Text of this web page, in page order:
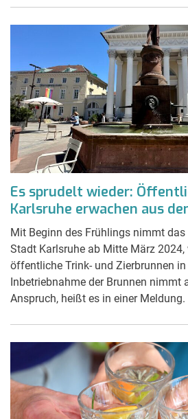
Es sprudelt wieder:
Karlsruhe erwachen aus
Mit Beginn des Frühlings nimmt
Stadt Karlsruhe ab Mitte März 2024,
öffentliche Trink- und Zierbrunnen
Inbetriebnahme der Brunnen nimmt
Anspruch, heißt es in einer Meldung.